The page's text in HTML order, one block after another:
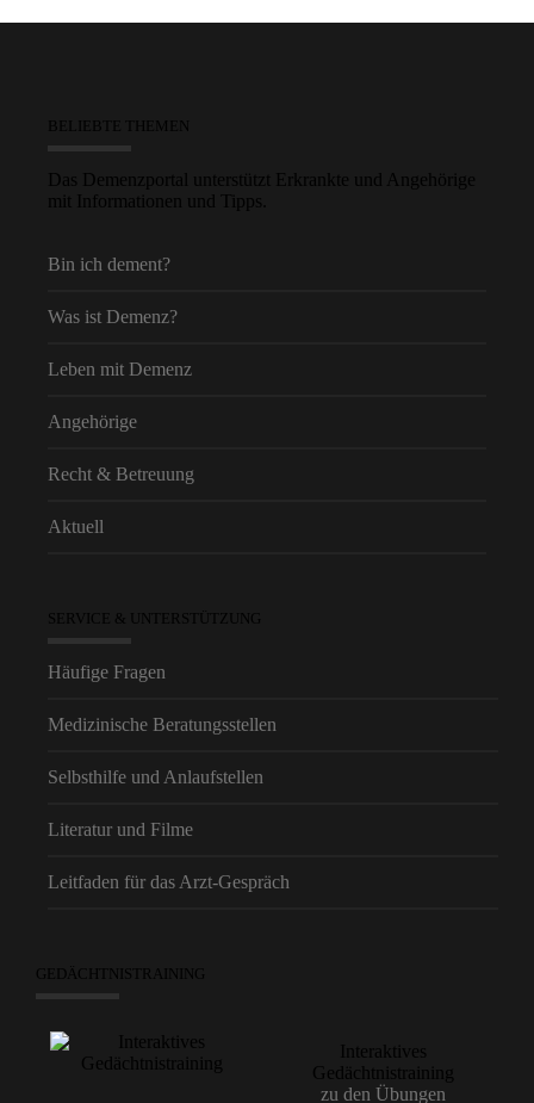
BELIEBTE THEMEN
Das Demenzportal unterstützt Erkrankte und Angehörige
mit Informationen und Tipps.
Bin ich dement?
Was ist Demenz?
Leben mit Demenz
Angehörige
Recht & Betreuung
Aktuell
SERVICE & UNTERSTÜTZUNG
Häufige Fragen
Medizinische Beratungsstellen
Selbsthilfe und Anlaufstellen
Literatur und Filme
Leitfaden für das Arzt-Gespräch
GEDÄCHTNISTRAINING
Interaktives
Gedächtnistraining
zu den Übungen